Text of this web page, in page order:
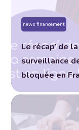
news financement
Le récap’ de
surveillance
bloquée en